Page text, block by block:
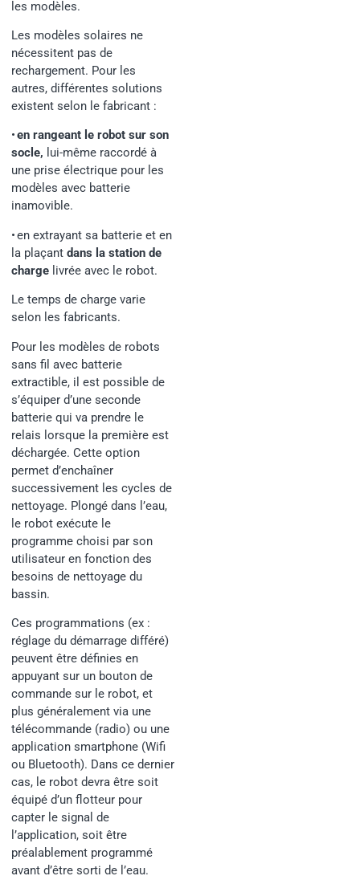
les modèles.
Les modèles solaires ne
nécessitent pas de
rechargement. Pour les
autres, différentes solutions
existent selon le fabricant :
•en rangeant le robot sur son
socle, lui-même raccordé à
une prise électrique pour les
modèles avec batterie
inamovible.
•en extrayant sa batterie et en
la plaçant dans la station de
charge livrée avec le robot.
Le temps de charge varie
selon les fabricants.
Pour les modèles de robots
sans fil avec batterie
extractible, il est possible de
s’équiper d’une seconde
batterie qui va prendre le
relais lorsque la première est
déchargée. Cette option
permet d’enchaîner
successivement les cycles de
nettoyage. Plongé dans l’eau,
le robot exécute le
programme choisi par son
utilisateur en fonction des
besoins de nettoyage du
bassin.
Ces programmations (ex :
réglage du démarrage différé)
peuvent être définies en
appuyant sur un bouton de
commande sur le robot, et
plus généralement via une
télécommande (radio) ou une
application smartphone (Wifi
ou Bluetooth). Dans ce dernier
cas, le robot devra être soit
équipé d’un flotteur pour
capter le signal de
l’application, soit être
préalablement programmé
avant d’être sorti de l’eau.